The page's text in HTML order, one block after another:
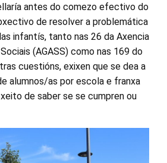
antes do comezo efectivo do
de resolver a problemática
infantís, tanto nas 26 da Axencia
(AGASS) como nas 169 do
cuestións, exixen que se dea a
alumnos/as por escola e franxa
de saber se se cumpren ou